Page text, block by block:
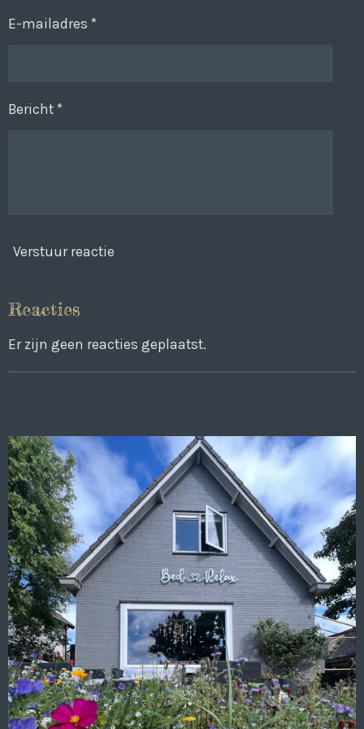
E-mailadres *
Bericht *
Verstuur reactie
Reacties
Er zijn geen reacties geplaatst.